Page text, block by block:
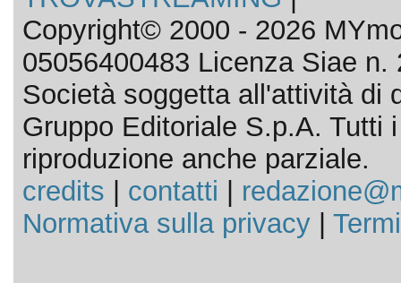
Copyright© 2000 - 2026
05056400483 Licenza Siae n.
Società soggetta all'attività di
Gruppo Editoriale S.p.A. Tutti
riproduzione anche parziale.
credits
contatti
Normativa sulla privacy|